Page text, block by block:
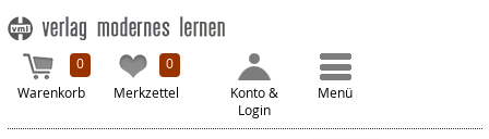
0
Warenkorb
0
Merkzettel
Konto &
Login
Menü